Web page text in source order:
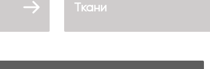
Ткани